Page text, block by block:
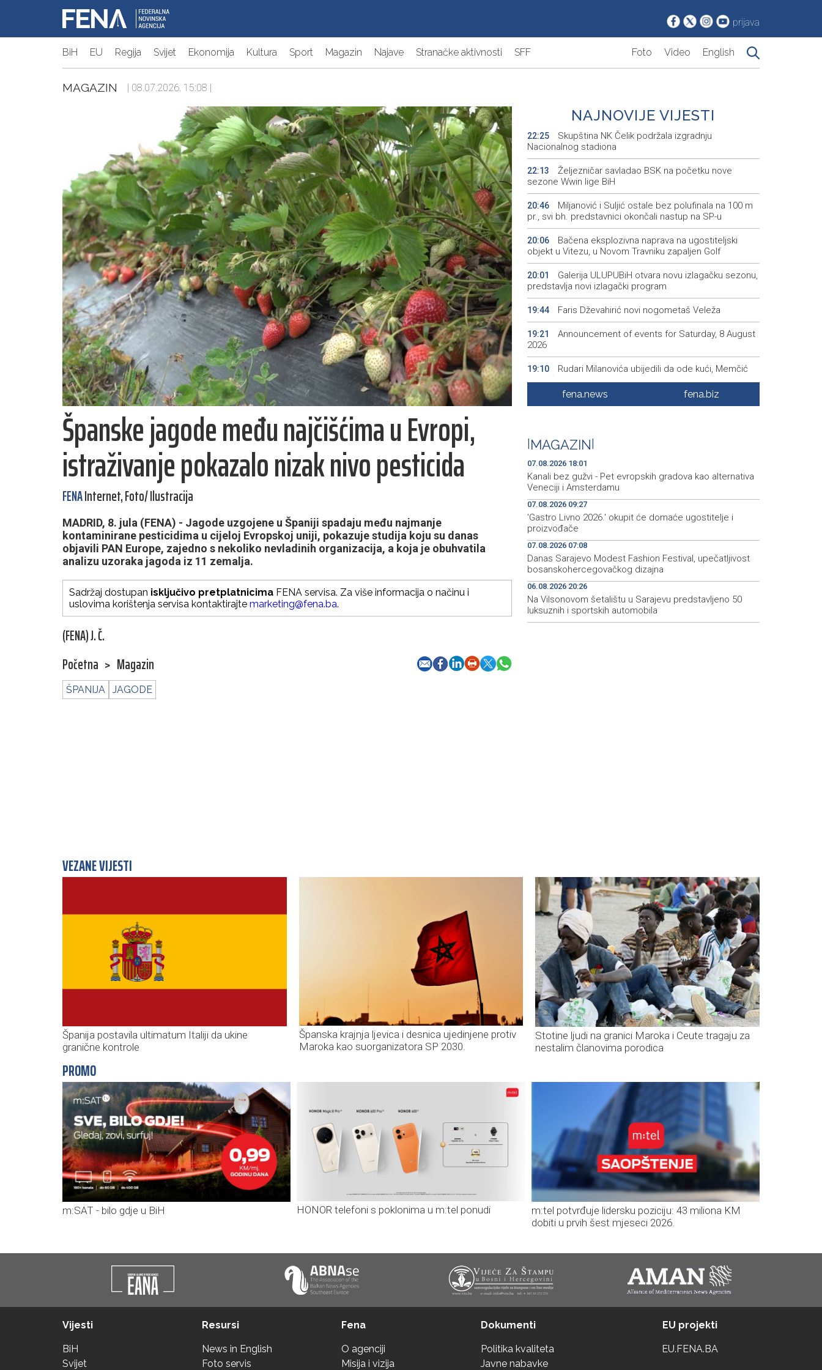
prijava
BiH EU Regija Svijet Ekonomija Kultura Sport Magazin Najave Stranačke aktivnosti SFF Foto Video English
MAGAZIN | 08.07.2026. 15:08 |
Španske jagode među najčišćima u Evropi,
istraživanje pokazalo nizak nivo pesticida
FENAInternet, Foto/ Ilustracija
MADRID, 8. jula (FENA) - Jagode uzgojene u Španiji spadaju među najmanje
kontaminirane pesticidima u cijeloj Evropskoj uniji, pokazuje studija koju su danas
objavili PAN Europe, zajedno s nekoliko nevladinih organizacija, a koja je obuhvatila
analizu uzoraka jagoda iz 11 zemalja.
Sadržaj dostupan isključivo pretplatnicima FENA servisa. Za više informacija o načinu i
uslovima korištenja servisa kontaktirajte marketing@fena.ba.
(FENA) J. Č.
Početna > Magazin
ŠPANIJA JAGODE
NAJNOVIJE VIJESTI
22:25
Skupština NK Čelik podržala izgradnju
Nacionalnog stadiona
22:13
Željezničar savladao BSK na početku nove
sezone Wwin lige BiH
20:46
Miljanović i Suljić ostale bez polufinala na 100 m
pr., svi bh. predstavnici okončali nastup na SP-u
20:06
Bačena eksplozivna naprava na ugostiteljski
objekt u Vitezu, u Novom Travniku zapaljen Golf
20:01
Galerija ULUPUBiH otvara novu izlagačku sezonu,
predstavlja novi izlagački program
19:44 Faris Dževahirić novi nogometaš Veleža
19:21
Announcement of events for Saturday, 8 August
2026
19:10
Rudari Milanovića ubijedili da ode kući, Memčić
se već ponovo vratio u jamu 'Raspotočje'
Sarajevo Film Festival presents Kinoscope and
19:00 Najave događaja za 8. 8. 2026. godine (subota)
fena.news fena.biz
MAGAZIN
07.08.2026 18:01
Kanali bez gužvi - Pet evropskih gradova kao alternativa
Veneciji i Amsterdamu
07.08.2026 09:27
'Gastro Livno 2026.' okupit će domaće ugostitelje i
proizvođače
07.08.2026 07:08
Danas Sarajevo Modest Fashion Festival, upečatljivost
bosanskohercegovačkog dizajna
06.08.2026 20:26
Na Vilsonovom šetalištu u Sarajevu predstavljeno 50
luksuznih i sportskih automobila
VEZANE VIJESTI
Španija postavila ultimatum Italiji da ukine
granične kontrole
Španska krajnja ljevica i desnica ujedinjene protiv
Maroka kao suorganizatora SP 2030.
Stotine ljudi na granici Maroka i Ceute tragaju za
nestalim članovima porodica
PROMO
m:SAT - bilo gdje u BiH HONOR telefoni s poklonima u m:tel ponudi
m:tel potvrđuje lidersku poziciju: 43 miliona KM
dobiti u prvih šest mjeseci 2026.
Vijesti
BiH
Svijet
Resursi
News in English
Foto servis
Fena
O agenciji
Misija i vizija
Dokumenti
Politika kvaliteta
Javne nabavke
EU projekti
EU.FENA.BA